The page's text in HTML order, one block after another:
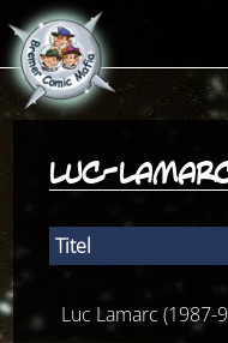
luc-
Titel
Luc Lamarc (1987-